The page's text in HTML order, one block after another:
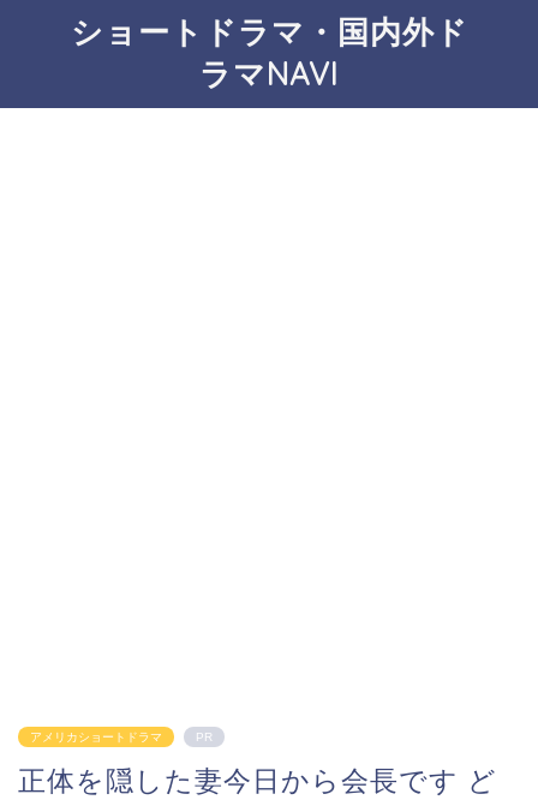
ショートドラマ・国内外ド
ラマNAVI
アメリカショートドラマ PR
正体を隠した妻今日から会長です ど